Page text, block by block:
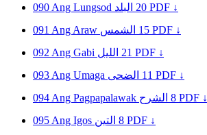
090 Ang Lungsod البلد 20 PDF ↓
091 Ang Araw الشمس 15 PDF ↓
092 Ang Gabi الليل 21 PDF ↓
093 Ang Umaga الضحى 11 PDF ↓
094 Ang Pagpapalawak الشرح 8 PDF ↓
095 Ang Igos التين 8 PDF ↓